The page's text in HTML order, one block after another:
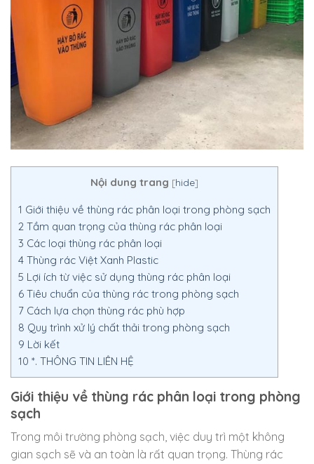
Nội dung trang [hide]
1 Giới thiệu về thùng rác phân loại trong phòng sạch
2 Tầm quan trọng của thùng rác phân loại
3 Các loại thùng rác phân loại
4 Thùng rác Việt Xanh Plastic
5 Lợi ích từ việc sử dụng thùng rác phân loại
6 Tiêu chuẩn của thùng rác trong phòng sạch
7 Cách lựa chọn thùng rác phù hợp
8 Quy trình xử lý chất thải trong phòng sạch
9 Lời kết
10 *. THÔNG TIN LIÊN HỆ
Giới thiệu về thùng rác phân loại trong phòng
sạch
Trong môi trường phòng sạch, việc duy trì một không
gian sạch sẽ và an toàn là rất quan trọng. Thùng rác